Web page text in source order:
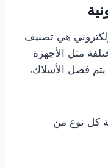
هي تصنيف
مثل الأجهزة
يتم فصل الأسلاك،
كل نوع من